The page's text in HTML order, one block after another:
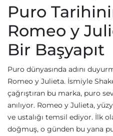
Puro
Romeo y
Bir Başyapıt
Puro dünyasında adını
Romeo y Julieta. İsmiyle
çağrıştıran bu marka, puro
anılıyor. Romeo y Julieta,
ve ustalığı temsil ediyor. İlk
doğmuş, o günden bu yana